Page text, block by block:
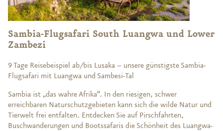
Sambia-Flugsafari South Luangwa und Lower
Zambezi
9 Tage Reisebeispiel ab/bis Lusaka – unsere günstigste Sambia-
Flugsafari mit Luangwa und Sambesi-Tal
Sambia ist „das wahre Afrika“. In den riesigen, schwer
erreichbaren Naturschutzgebieten kann sich die wilde Natur und
Tierwelt frei entfalten. Entdecken Sie auf Pirschfahrten,
Buschwanderungen und Bootssafaris die Schönheit des Luangwa-